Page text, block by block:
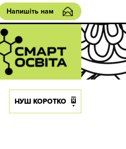
Напишіть нам
НУШ КОРОТКО